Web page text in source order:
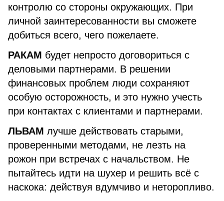
контролю со стороны окружающих. При
личной заинтересованности вы сможете
добиться всего, чего пожелаете.
РАКАМ будет непросто договориться с
деловыми партнерами. В решении
финансовых проблем люди сохраняют
особую осторожность, и это нужно учесть
при контактах с клиентами и партнерами.
ЛЬВАМ лучше действовать старыми,
проверенными методами, не лезть на
рожон при встречах с начальством. Не
пытайтесь идти на шухер и решить всё с
наскока: действуя вдумчиво и неторопливо.